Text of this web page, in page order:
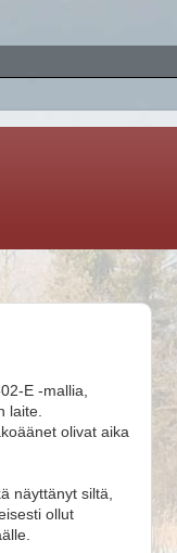
E -mallia,
laite.
olivat aika
näyttänyt siltä,
ollut